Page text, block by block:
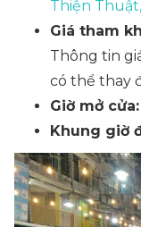
Thiện
Giá tham
Thông tin
có thể thay
Giờ mở cửa:
Khung giờ